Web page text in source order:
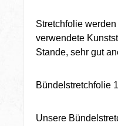
Stretchfolie
verwendete
Stande, sehr gut
Bündelstretchfolie
Unsere